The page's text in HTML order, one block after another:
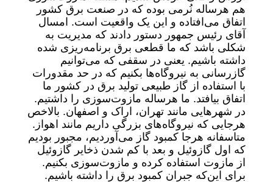
هم هرساله نُرمی بوده که در صنعت برق کشور
اتفاق می‌افتاده و این یک واقعیت است. امسال
آقای رئیس جمهور دستور دادند که مدیریت به
شکلی باشد که ما قطعی برق برنامه‌ریزی شده
داشته باشیم. یعنی در سقفی که می‌توانیم
گازرسانی به نیروگاه‌ها بکنیم که در حد مقدورات
با استفاده از گاز طبیعی تولید برق در کشور ما
اتفاق بیافتد. ما هرساله مازوت‌سوزی را داشتیم.
در شهرهایی مانند تهران، اراک و اصفهان. بالاخص
هرجایی که نیروگاه‌های بزرگی داریم مانند اهواز.
متاسفانه هرجا کمبود گاز می‌آوردیم، مجبور بودیم
که اول گازوئیل و بعد با کم شدن ذخایر گازوئیل
از مازوت استفاده کرده و مازوت‌سوزی بکنیم.
برای این‌که جبران کمبود برق را داشته باشیم.